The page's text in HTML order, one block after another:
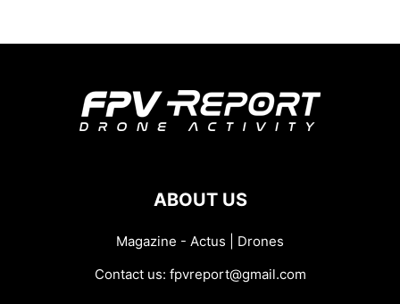
ABOUT US
Magazine - Actus | Drones
Contact us: fpvreport@gmail.com